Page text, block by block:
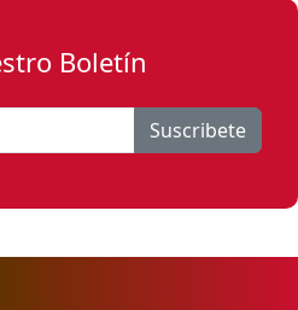
Boletín
Suscribete